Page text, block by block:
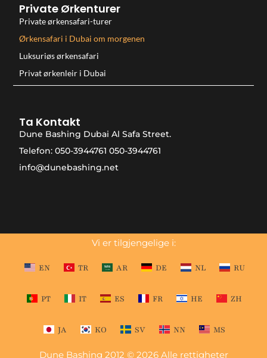
Private Ørkenturer
Private ørkensafari-turer
Ørkensafari i Dubai om morgenen
Luksuriøs ørkensafari
Privat ørkenleir i Dubai
Ta Kontakt
Dune Bashing Dubai Al Safa Street.
Telefon: 050-3944761 050-3944761
info@dunebashing.net
Vi er tilgjengelige i:
EN TR AR DE NL RU
PT IT ES FR HE ZH
JA KO SV NN MS
Dune Bashing 2012 © 2026 Alle rettigheter